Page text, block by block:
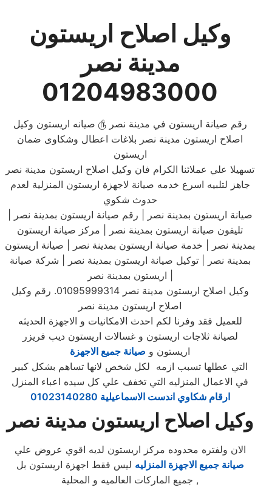
وكيل اصلاح اريستون
مدينة نصر
01204983000
رقم صيانة اريستون في مدينة نصر ௹ صيانه اريستون وكيل
اصلاح اريستون مدينة نصر بلاغات اعطال وشكاوى ضمان
اريستون
تسهيلا علي عملائنا الكرام فان وكيل اصلاح اريستون مدينة نصر
جاهز لتلبيه اسرع خدمه صيانة لاجهزة اريستون المنزلية لعدم
حدوث شكوي
صيانة اريستون بمدينة نصر | رقم صيانة اريستون بمدينة نصر |
تليفون صيانة اريستون بمدينة نصر | مركز صيانة اريستون
بمدينة نصر | خدمة صيانة اريستون بمدينة نصر | صيانة اريستون
بمدينة نصر | توكيل صيانة اريستون بمدينة نصر | شركة صيانة
وكيل اصلاح اريستون مدينة نصر 01095999314. رقم وكيل
اصلاح اريستون مدينة نصر
للعميل فقد وفرنا لكم احدث الامكانيات و الاجهزة الحديثه
لصيانة ثلاجات اريستون و غسالات اريستون ديب فريزر
اريستون و صيانة جميع الاجهزة
التي عطلها تسبب ازمه لكل شخص لانها تساهم بشكل كبير
في الاعمال المنزليه التي تخفف علي كل سيده اعباء المنزل
ارقام شكاوي اندست الاسماعيلية 01023140280
وكيل اصلاح اريستون مدينة نصر
الان ولفتره محدوده مركز اريستون لديه اقوي عروض علي
صيانة جميع الاجهزة المنزليه ليس فقط اجهزة اريستون بل
جميع الماركات العالميه و المحلية ,